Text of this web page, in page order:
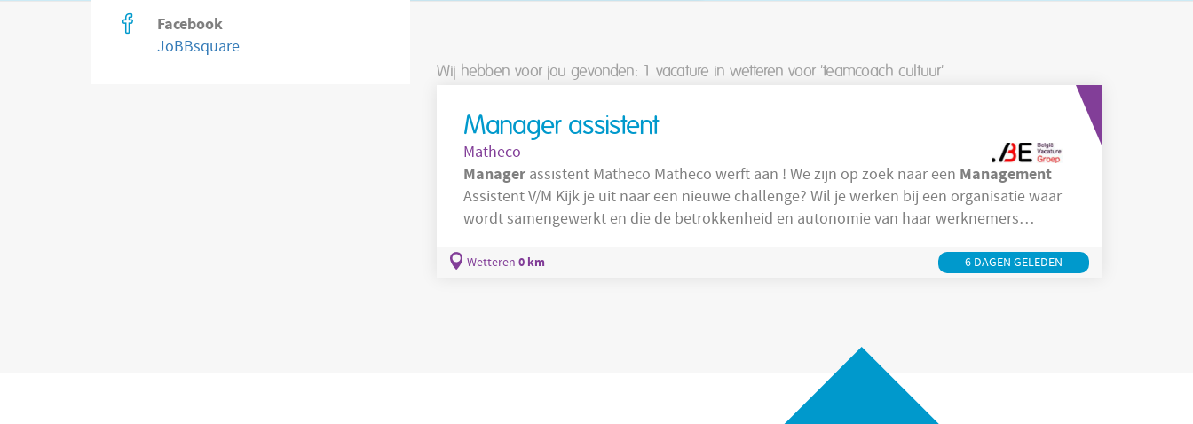
Facebook
JoBBsquare
Wij hebben voor jou gevonden: 1 vacature in wetteren voor 'teamcoach cultuur'
Manager assistent
Matheco
Manager assistent Matheco Matheco werft aan ! We zijn op zoek naar een Management
Assistent V/M Kijk je uit naar een nieuwe challenge? Wil je werken bij een organisatie waar
wordt samengewerkt en die de betrokkenheid en autonomie van haar werknemers
collegiale sfeer waar samenwerking centraal staat. We geloven in respect, vertrouwen en
Wetteren 0 km 6 DAGEN GELEDEN